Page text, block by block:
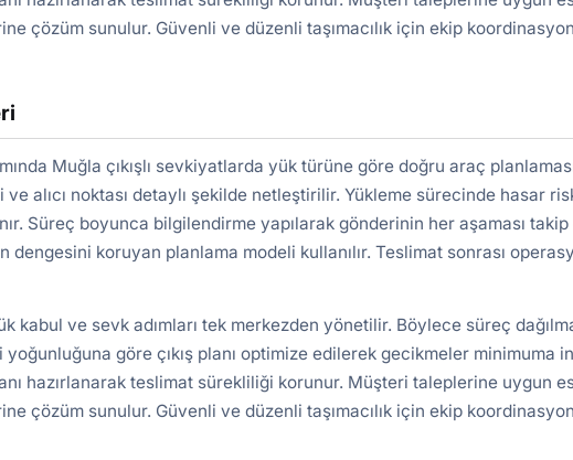
çözüm sunulur. Güvenli ve düzenli taşımacılık için ekip
Muğla çıkışlı sevkiyatlarda yük türüne göre doğru araç planlaması
alıcı noktası detaylı şekilde netleştirilir. Yükleme sürecinde hasar
Süreç boyunca bilgilendirme yapılarak gönderinin her aşaması takip
koruyan planlama modeli kullanılır. Teslimat sonrası
kabul ve sevk adımları tek merkezden yönetilir. Böylece süreç
yoğunluğuna göre çıkış planı optimize edilerek gecikmeler minimuma
hazırlanarak teslimat sürekliliği korunur. Müşteri taleplerine uygun
çözüm sunulur. Güvenli ve düzenli taşımacılık için ekip